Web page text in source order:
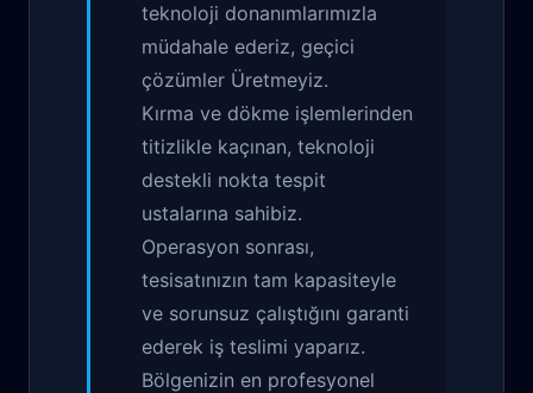
teknoloji donanımlarımızla
müdahale ederiz, geçici
çözümler Üretmeyiz.
Kırma ve dökme işlemlerinden
titizlikle kaçınan, teknoloji
destekli nokta tespit
ustalarına sahibiz.
Operasyon sonrası,
tesisatınızın tam kapasiteyle
ve sorunsuz çalıştığını garanti
ederek iş teslimi yaparız.
Bölgenizin en profesyonel